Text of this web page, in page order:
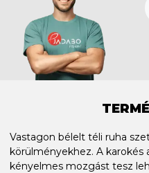
Vastagon bélelt téli ruha
körülményekhez. A karokés
kényelmes mozgást tesz